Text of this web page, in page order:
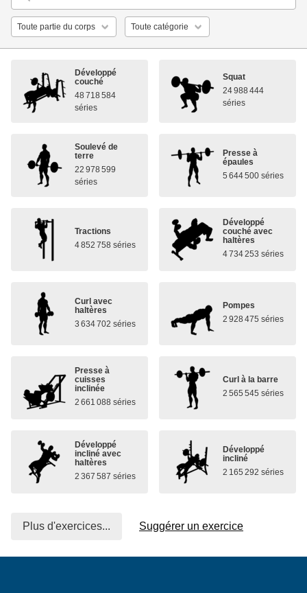
Développé
couché
48 718 584
séries
Squat
24 988 444
séries
Soulevé de
terre
22 978 599
séries
Presse à
épaules
5 644 500 séries
Tractions
4 852 758 séries
Développé
couché avec
haltères
4 734 253 séries
Curl avec
haltères
3 634 702 séries
Pompes
2 928 475 séries
Presse à
cuisses
inclinée
2 661 088 séries
Curl à la barre
2 565 545 séries
Développé
incliné avec
haltères
2 367 587 séries
Développé
incliné
2 165 292 séries
Plus d'exercices... Suggérer un exercice